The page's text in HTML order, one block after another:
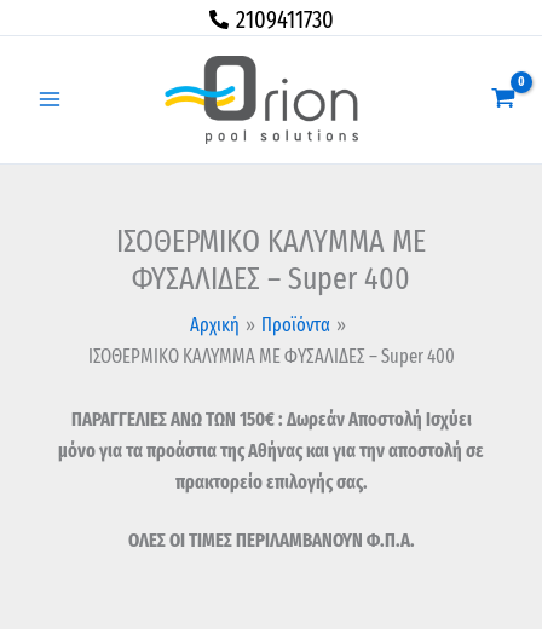
2109411730
ΙΣΟΘΕΡΜΙΚΟ ΚΑΛΥΜΜΑ ΜΕ
ΦΥΣΑΛΙΔΕΣ – Super 400
Αρχική
Προϊόντα
ΙΣΟΘΕΡΜΙΚΟ ΚΑΛΥΜΜΑ ΜΕ ΦΥΣΑΛΙΔΕΣ – Super 400
ΠΑΡΑΓΓΕΛΙΕΣ ΑΝΩ ΤΩΝ 150€ : Δωρεάν Αποστολή Ισχύει
μόνο για τα προάστια της Αθήνας και για την αποστολή σε
πρακτορείο επιλογής σας.
ΟΛΕΣ ΟΙ ΤΙΜΕΣ ΠΕΡΙΛΑΜΒΑΝΟΥΝ Φ.Π.Α.